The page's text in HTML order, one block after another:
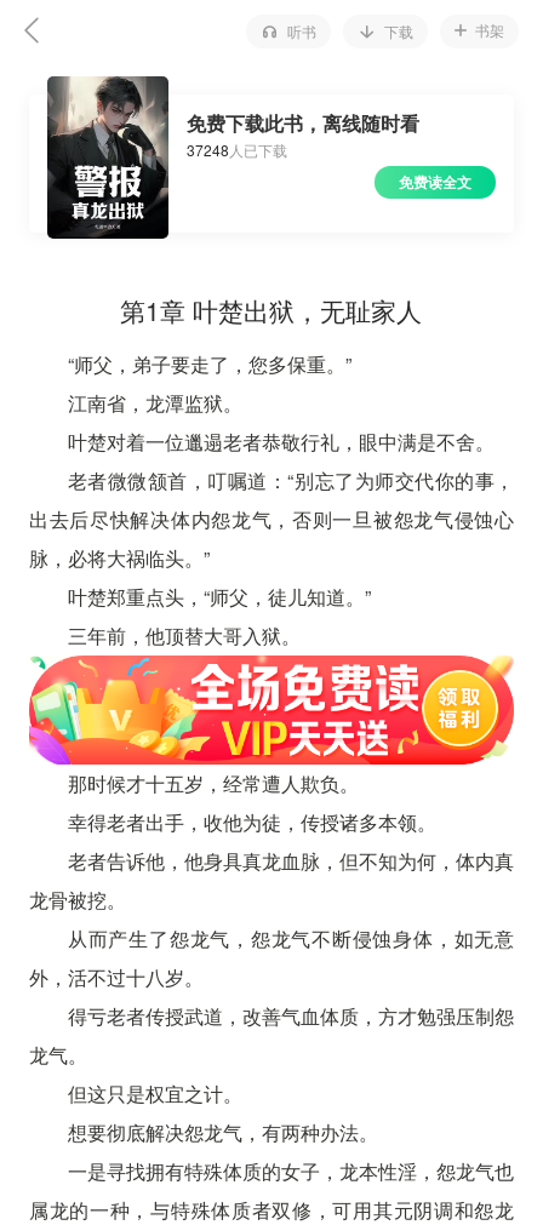
听书 下载 书架
免费下载此书，离线随时看
37248 人已下载
免费读全文
第1章 叶楚出狱，无耻家人
“师父，弟子要走了，您多保重。”
江南省，龙潭监狱。
叶楚对着一位邋遢老者恭敬行礼，眼中满是不舍。
老者微微颔首，叮嘱道：“别忘了为师交代你的事，
出去后尽快解决体内怨龙气，否则一旦被怨龙气侵蚀心
脉，必将大祸临头。”
叶楚郑重点头，“师父，徒儿知道。”
三年前，他顶替大哥入狱。
那时候才十五岁，经常遭人欺负。
幸得老者出手，收他为徒，传授诸多本领。
老者告诉他，他身具真龙血脉，但不知为何，体内真
龙骨被挖。
从而产生了怨龙气，怨龙气不断侵蚀身体，如无意
外，活不过十八岁。
得亏老者传授武道，改善气血体质，方才勉强压制怨
龙气。
但这只是权宜之计。
想要彻底解决怨龙气，有两种办法。
一是寻找拥有特殊体质的女子，龙本性淫，怨龙气也
属龙的一种，与特殊体质者双修，可用其元阴调和怨龙